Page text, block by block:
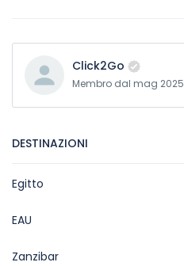
Click2Go
Membro dal mag 2025
DESTINAZIONI
Egitto
EAU
Zanzibar